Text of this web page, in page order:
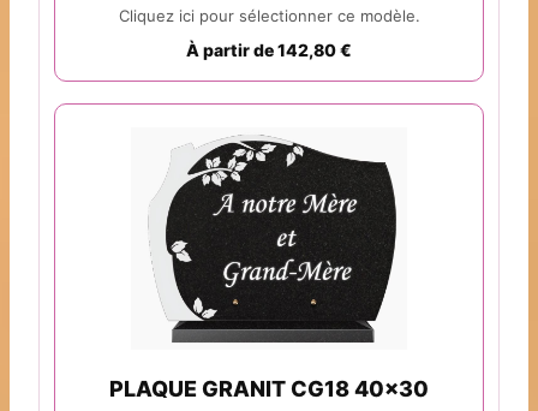
Cliquez ici pour sélectionner ce modèle.
À partir de 142,80 €
PLAQUE GRANIT CG18 40x30